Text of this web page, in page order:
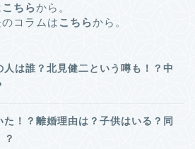
こちらから。
コラムはこちらから。
人は誰？北見健二という噂も！？中
！？離婚理由は？子供はいる？同
？